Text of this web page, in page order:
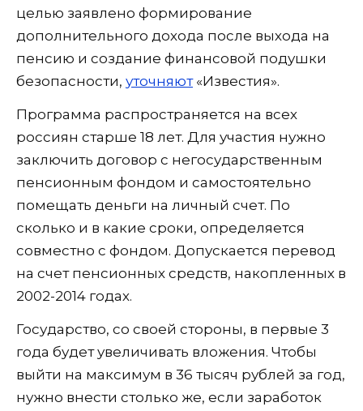
целью заявлено формирование
дополнительного дохода после выхода на
пенсию и создание финансовой подушки
безопасности, уточняют«Известия».
Программа распространяется на всех
россиян старше 18 лет. Для участия нужно
заключить договор с негосударственным
пенсионным фондом и самостоятельно
помещать деньги на личный счет. По
сколько и в какие сроки, определяется
совместно с фондом. Допускается перевод
на счет пенсионных средств, накопленных в
2002-2014 годах.
Государство, со своей стороны, в первые 3
года будет увеличивать вложения. Чтобы
выйти на максимум в 36 тысяч рублей за год,
нужно внести столько же, если заработок